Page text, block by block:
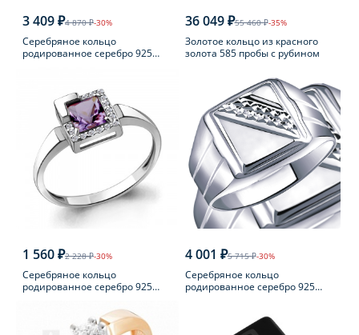
3 409 ₽4 870 ₽-30%
Серебряное кольцо
родированное серебро 925
36 049 ₽55 460 ₽-35%
Золотое кольцо из красного
золота 585 пробы с рубином
1 560 ₽2 228 ₽-30%
Серебряное кольцо
родированное серебро 925
4 001 ₽5 715 ₽-30%
Серебряное кольцо
родированное серебро 925